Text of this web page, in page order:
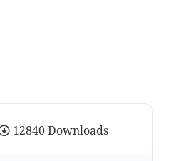
12840 Downloads